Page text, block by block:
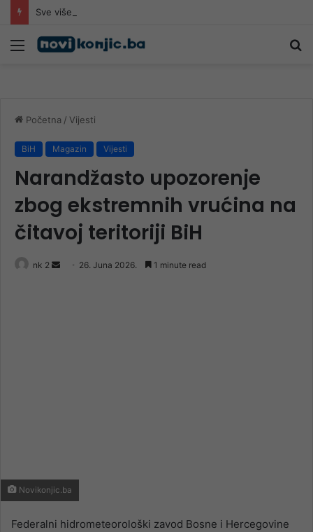
Meni
Početna / Vijesti
BiH Magazin Vijesti
Narandžasto upozorenje
zbog ekstremnih vrućina na
čitavoj teritoriji BiH
nk 2
Send 26. Juna 2026. 1 minute read
Novikonjic.ba
Federalni hidrometeorološki zavod Bosne i Hercegovine